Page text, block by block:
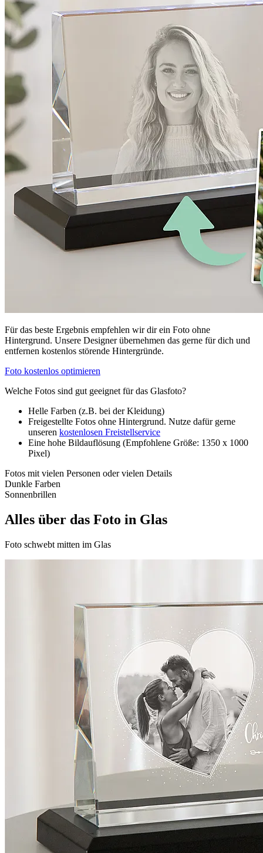
Für das beste Ergebnis empfehlen wir dir ein Foto ohne
Hintergrund. Unsere Designer übernehmen das gerne für dich und
entfernen kostenlos störende Hintergründe.
Foto kostenlos optimieren
Welche Fotos sind gut geeignet für das Glasfoto?
Helle Farben (z.B. bei der Kleidung)
Freigestellte Fotos ohne Hintergrund. Nutze dafür gerne
unseren kostenlosen Freistellservice
Eine hohe Bildauflösung (Empfohlene Größe: 1350 x 1000
Pixel)
Fotos mit vielen Personen oder vielen Details
Dunkle Farben
Sonnenbrillen
Alles über das Foto in Glas
Foto schwebt mitten im Glas